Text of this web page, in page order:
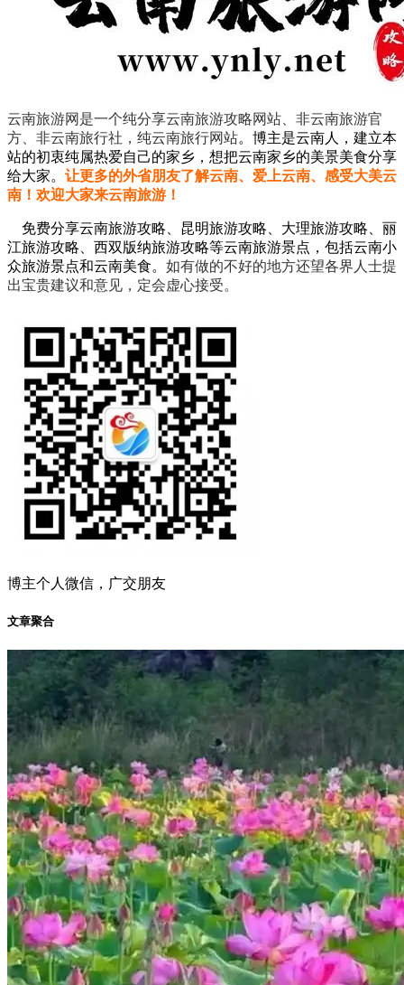
云南旅游网是一个纯分享云南旅游攻略网站、非云南旅游官
方、非云南旅行社，纯云南旅行网站。 博主是云南人，建立本
站的初衷纯属热爱自己的家乡，想把云南家乡的美景美食分享
给大家。 让更多的外省朋友了解云南、爱上云南、感受大美云
南！欢迎大家来云南旅游！
免费分享云南旅游攻略、昆明旅游攻略、大理旅游攻略、丽
江旅游攻略、西双版纳旅游攻略等云南旅游景点，包括云南小
众旅游景点和云南美食。 如有做的不好的地方还望各界人士提
出宝贵建议和意见，定会虚心接受。
博主个人微信，广交朋友
文章聚合